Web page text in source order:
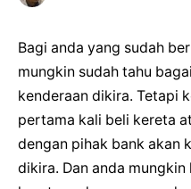
Bagi anda yang sudah
mungkin sudah tahu
kenderaan dikira. Tetapi
pertama kali beli kereta
dengan pihak bank akan
dikira. Dan anda